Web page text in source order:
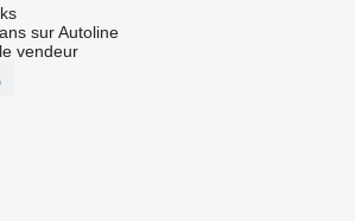
sur Autoline
vendeur